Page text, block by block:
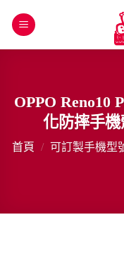
OPPO Reno10
化防摔手機
首頁 / 可訂製手機型